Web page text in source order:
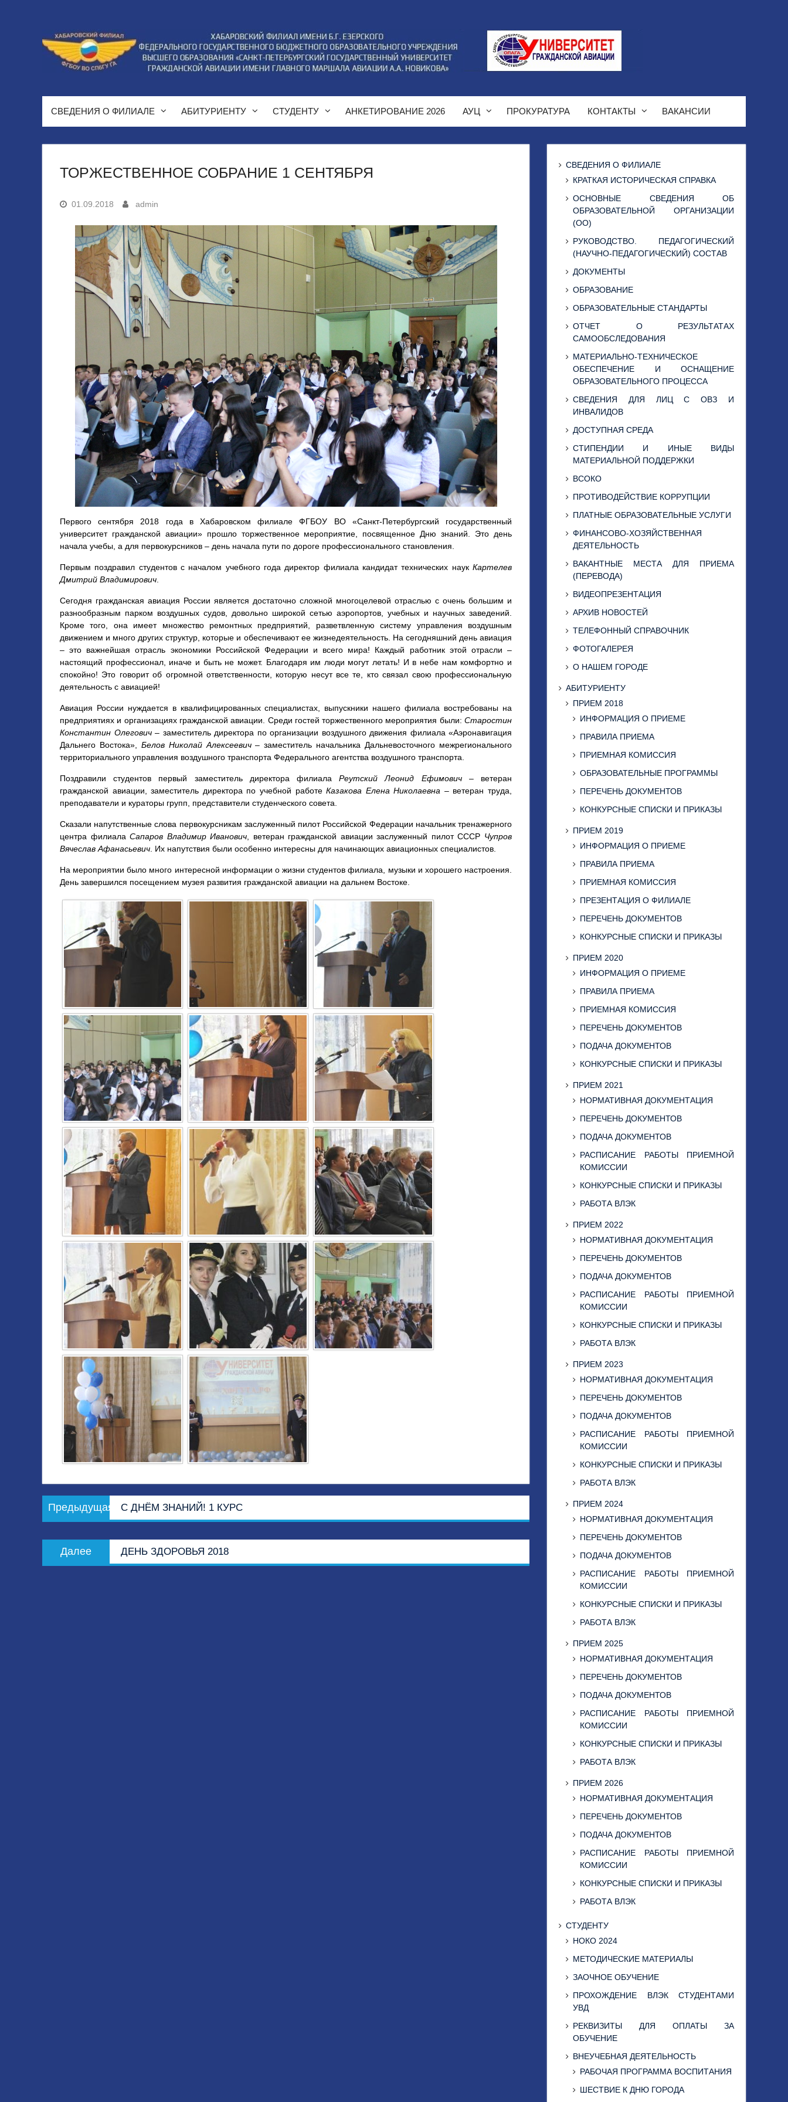
СВЕДЕНИЯ О ФИЛИАЛЕ АБИТУРИЕНТУ СТУДЕНТУ АНКЕТИРОВАНИЕ 2026 АУЦ ПРОКУРАТУРА КОНТАКТЫ ВАКАНСИИ
ТОРЖЕСТВЕННОЕ СОБРАНИЕ 1 СЕНТЯБРЯ
01.09.2018 admin
Первого сентября 2018 года в Хабаровском филиале ФГБОУ ВО «Санкт-Петербургский государственный
университет гражданской авиации» прошло торжественное мероприятие, посвященное Дню знаний. Это день
начала учебы, а для первокурсников – день начала пути по дороге профессионального становления.
Первым поздравил студентов с началом учебного года директор филиала кандидат технических наук Картелев
Дмитрий Владимирович
Сегодня гражданская авиация России является достаточно сложной многоцелевой отраслью с очень большим и
разнообразным парком воздушных судов, довольно широкой сетью аэропортов, учебных и научных заведений.
Кроме того, она имеет множество ремонтных предприятий, разветвленную систему управления воздушным
движением и много других структур, которые и обеспечивают ее жизнедеятельность. На сегодняшний день авиация
– это важнейшая отрасль экономики Российской Федерации и всего мира! Каждый работник этой отрасли –
настоящий профессионал, иначе и быть не может. Благодаря им люди могут летать! И в небе нам комфортно и
спокойно! Это говорит об огромной ответственности, которую несут все те, кто связал свою профессиональную
деятельность с авиацией!
Авиация России нуждается в квалифицированных специалистах, выпускники нашего филиала востребованы на
предприятиях и организациях гражданской авиации. Среди гостей торжественного мероприятия были: Старостин
Константин Олегович– заместитель директора по организации воздушного движения филиала «Аэронавигация
Дальнего Востока», Белов Николай Алексеевич– заместитель начальника Дальневосточного межрегионального
территориального управления воздушного транспорта Федерального агентства воздушного транспорта.
Поздравили студентов первый заместитель директора филиалаРеутский Леонид Ефимович– ветеран
гражданской авиации, заместитель директора по учебной работеКазакова Елена Николаевна – ветеран труда,
преподаватели и кураторы групп, представители студенческого совета.
Сказали напутственные слова первокурсникам заслуженный пилот Российской Федерации начальник тренажерного
центра филиалаСапаров Владимир Иванович , ветеран гражданской авиации заслуженный пилот СССР Чупров
Вячеслав Афанасьевич . Их напутствия были особенно интересны для начинающих авиационных специалистов.
На мероприятии было много интересной информации о жизни студентов филиала, музыки и хорошего настроения.
День завершился посещением музея развития гражданской авиации на дальнем Востоке.
Навигация
по
Предыдущая
Предыдущая
запись:
С ДНЁМ ЗНАНИЙ! 1 КУРС
Далее
запись:
ДЕНЬ ЗДОРОВЬЯ 2018
СВЕДЕНИЯ О ФИЛИАЛЕ
КРАТКАЯ ИСТОРИЧЕСКАЯ СПРАВКА
ОСНОВНЫЕ СВЕДЕНИЯ ОБ
ОБРАЗОВАТЕЛЬНОЙ ОРГАНИЗАЦИИ
(ОО)
РУКОВОДСТВО. ПЕДАГОГИЧЕСКИЙ
(НАУЧНО-ПЕДАГОГИЧЕСКИЙ) СОСТАВ
ДОКУМЕНТЫ
ОБРАЗОВАНИЕ
ОБРАЗОВАТЕЛЬНЫЕ СТАНДАРТЫ
ОТЧЕТ О РЕЗУЛЬТАТАХ
САМООБСЛЕДОВАНИЯ
МАТЕРИАЛЬНО-ТЕХНИЧЕСКОЕ
ОБЕСПЕЧЕНИЕ И ОСНАЩЕНИЕ
ОБРАЗОВАТЕЛЬНОГО ПРОЦЕССА
СВЕДЕНИЯ ДЛЯ ЛИЦ С ОВЗ И
ИНВАЛИДОВ
ДОСТУПНАЯ СРЕДА
СТИПЕНДИИ И ИНЫЕ ВИДЫ
МАТЕРИАЛЬНОЙ ПОДДЕРЖКИ
ВСОКО
ПРОТИВОДЕЙСТВИЕ КОРРУПЦИИ
ПЛАТНЫЕ ОБРАЗОВАТЕЛЬНЫЕ УСЛУГИ
ФИНАНСОВО-ХОЗЯЙСТВЕННАЯ
ДЕЯТЕЛЬНОСТЬ
ВАКАНТНЫЕ МЕСТА ДЛЯ ПРИЕМА
(ПЕРЕВОДА)
ВИДЕОПРЕЗЕНТАЦИЯ
АРХИВ НОВОСТЕЙ
ТЕЛЕФОННЫЙ СПРАВОЧНИК
ФОТОГАЛЕРЕЯ
О НАШЕМ ГОРОДЕ
АБИТУРИЕНТУ
ПРИЕМ 2018
ИНФОРМАЦИЯ О ПРИЕМЕ
ПРАВИЛА ПРИЕМА
ПРИЕМНАЯ КОМИССИЯ
ОБРАЗОВАТЕЛЬНЫЕ ПРОГРАММЫ
ПЕРЕЧЕНЬ ДОКУМЕНТОВ
КОНКУРСНЫЕ СПИСКИ И ПРИКАЗЫ
ПРИЕМ 2019
ИНФОРМАЦИЯ О ПРИЕМЕ
ПРАВИЛА ПРИЕМА
ПРИЕМНАЯ КОМИССИЯ
ПРЕЗЕНТАЦИЯ О ФИЛИАЛЕ
ПЕРЕЧЕНЬ ДОКУМЕНТОВ
КОНКУРСНЫЕ СПИСКИ И ПРИКАЗЫ
ПРИЕМ 2020
ИНФОРМАЦИЯ О ПРИЕМЕ
ПРАВИЛА ПРИЕМА
ПРИЕМНАЯ КОМИССИЯ
ПЕРЕЧЕНЬ ДОКУМЕНТОВ
ПОДАЧА ДОКУМЕНТОВ
КОНКУРСНЫЕ СПИСКИ И ПРИКАЗЫ
ПРИЕМ 2021
НОРМАТИВНАЯ ДОКУМЕНТАЦИЯ
ПЕРЕЧЕНЬ ДОКУМЕНТОВ
ПОДАЧА ДОКУМЕНТОВ
РАСПИСАНИЕ РАБОТЫ ПРИЕМНОЙ
КОМИССИИ
КОНКУРСНЫЕ СПИСКИ И ПРИКАЗЫ
РАБОТА ВЛЭК
ПРИЕМ 2022
НОРМАТИВНАЯ ДОКУМЕНТАЦИЯ
ПЕРЕЧЕНЬ ДОКУМЕНТОВ
ПОДАЧА ДОКУМЕНТОВ
РАСПИСАНИЕ РАБОТЫ ПРИЕМНОЙ
КОМИССИИ
КОНКУРСНЫЕ СПИСКИ И ПРИКАЗЫ
РАБОТА ВЛЭК
ПРИЕМ 2023
НОРМАТИВНАЯ ДОКУМЕНТАЦИЯ
ПЕРЕЧЕНЬ ДОКУМЕНТОВ
ПОДАЧА ДОКУМЕНТОВ
РАСПИСАНИЕ РАБОТЫ ПРИЕМНОЙ
КОМИССИИ
КОНКУРСНЫЕ СПИСКИ И ПРИКАЗЫ
РАБОТА ВЛЭК
ПРИЕМ 2024
НОРМАТИВНАЯ ДОКУМЕНТАЦИЯ
ПЕРЕЧЕНЬ ДОКУМЕНТОВ
ПОДАЧА ДОКУМЕНТОВ
РАСПИСАНИЕ РАБОТЫ ПРИЕМНОЙ
КОМИССИИ
КОНКУРСНЫЕ СПИСКИ И ПРИКАЗЫ
РАБОТА ВЛЭК
ПРИЕМ 2025
НОРМАТИВНАЯ ДОКУМЕНТАЦИЯ
ПЕРЕЧЕНЬ ДОКУМЕНТОВ
ПОДАЧА ДОКУМЕНТОВ
РАСПИСАНИЕ РАБОТЫ ПРИЕМНОЙ
КОМИССИИ
КОНКУРСНЫЕ СПИСКИ И ПРИКАЗЫ
РАБОТА ВЛЭК
ПРИЕМ 2026
НОРМАТИВНАЯ ДОКУМЕНТАЦИЯ
ПЕРЕЧЕНЬ ДОКУМЕНТОВ
ПОДАЧА ДОКУМЕНТОВ
РАСПИСАНИЕ РАБОТЫ ПРИЕМНОЙ
КОМИССИИ
КОНКУРСНЫЕ СПИСКИ И ПРИКАЗЫ
РАБОТА ВЛЭК
СТУДЕНТУ
НОКО 2024
МЕТОДИЧЕСКИЕ МАТЕРИАЛЫ
ЗАОЧНОЕ ОБУЧЕНИЕ
ПРОХОЖДЕНИЕ ВЛЭК СТУДЕНТАМИ
УВД
РЕКВИЗИТЫ ДЛЯ ОПЛАТЫ ЗА
ОБУЧЕНИЕ
ВНЕУЧЕБНАЯ ДЕЯТЕЛЬНОСТЬ
РАБОЧАЯ ПРОГРАММА ВОСПИТАНИЯ
ШЕСТВИЕ К ДНЮ ГОРОДА